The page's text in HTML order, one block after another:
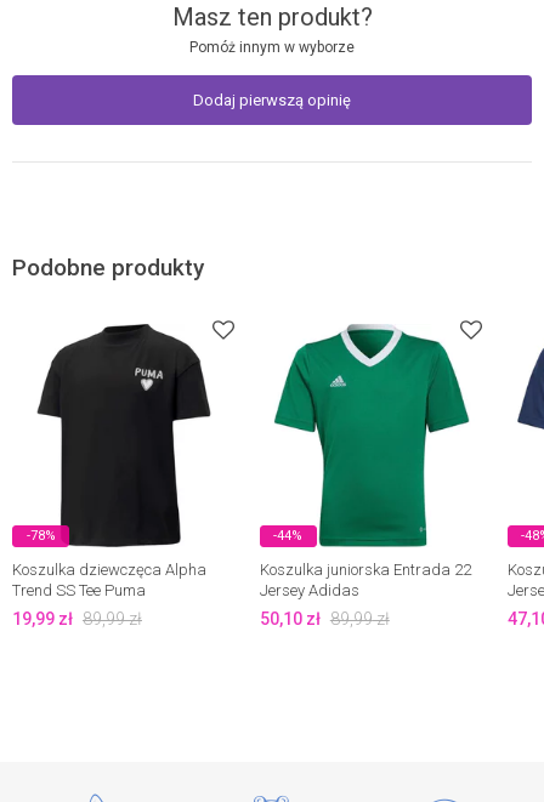
Masz ten produkt?
Pomóż innym w wyborze
Dodaj pierwszą opinię
Podobne produkty
-78%
Koszulka dziewczęca Alpha
Trend SS Tee Puma
19,99 zł 89,99zł
-44%
Koszulka juniorska Entrada 22
Jersey Adidas
50,10zł 89,99zł
-